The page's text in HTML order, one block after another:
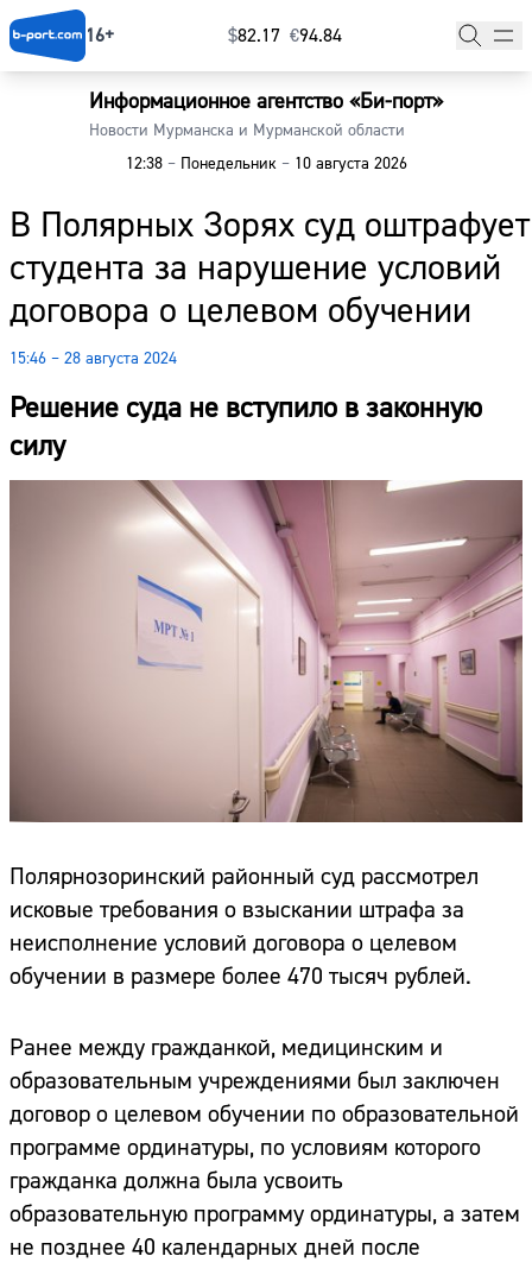
16+ $⁠82.17 €⁠94.84
Информационное агентство «Би-порт»
Новости Мурманска и Мурманской области
12:38 –Понедельник –10 августа 2026
В Полярных Зорях суд оштрафует
студента за нарушение условий
договора о целевом обучении
15:46 – 28 августа 2024
Решение суда не вступило в законную
силу
Полярнозоринский районный суд рассмотрел
исковые требования о взыскании штрафа за
неисполнение условий договора о целевом
обучении в размере более 470 тысяч рублей.
Ранее между гражданкой, медицинским и
образовательным учреждениями был заключен
договор о целевом обучении по образовательной
программе ординатуры, по условиям которого
гражданка должна была усвоить
образовательную программу ординатуры, а затем
не позднее 40 календарных дней после
Главная
Наши гости
Фоторепортажи
Погода
Курсы валют